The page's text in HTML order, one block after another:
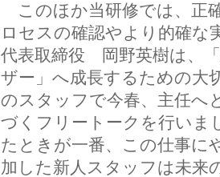
このほか当研修では、正
ロセスの確認やより的確
代表取締役 岡野英樹は、
ザー」へ成長するための大
のスタッフで今春、主任へ
づくフリートークを行いま
たときが一番、この仕事
加した新人スタッフは未来